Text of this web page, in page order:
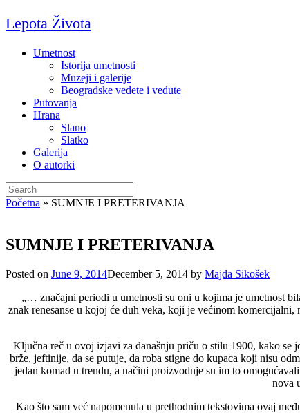
Skip
to
Lepota Života
Umetnost
Istorija umetnosti
Muzeji i galerije
Beogradske vedete i vedute
Putovanja
Hrana
Slano
Slatko
Galerija
O autorki
Search
for:
Početna » SUMNJE I PRETERIVANJA
SUMNJE I PRETERIVANJA
Posted on June 9, 2014December 5, 2014 by Majda Sikošek
„… značajni periodi u umetnosti su oni u kojima je umetnost
znak renesanse u kojoj će duh veka, koji je većinom
Ključna reč u ovoj izjavi za današnju priču o stilu 1900, kako se
brže, jeftinije, da se putuje, da roba stigne do kupaca koji nisu
jedan komad u trendu, a načini proizvodnje su im to
nova
Kao što sam već napomenula u prethodnim tekstovima ovaj